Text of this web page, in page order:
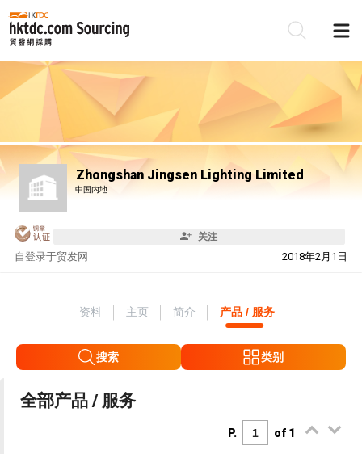
Zhongshan Jingsen Lighting Limited
中国内地
关注
自 2018年2月1日
登录于贸发网
资料 主页 简介 产品 / 服务
搜索 类别
全部产品 / 服务
P. of 1